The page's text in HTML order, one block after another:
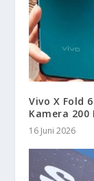
Vivo X Fold
Kamera 200
16 Juni 2026